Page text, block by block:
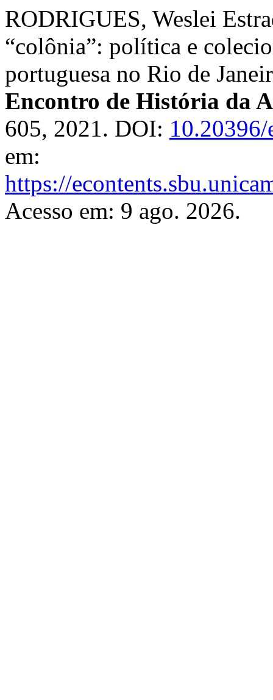
RODRIGUES, Weslei
“colônia”: política e
portuguesa no Rio de
Encontro de História da
605, 2021. DOI:
em:
https://
Acesso em: 9 ago. 2026.